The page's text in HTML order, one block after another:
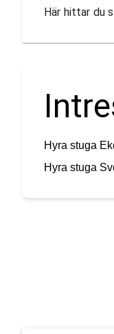
Här hittar du
Hyra stuga
Hyra stuga